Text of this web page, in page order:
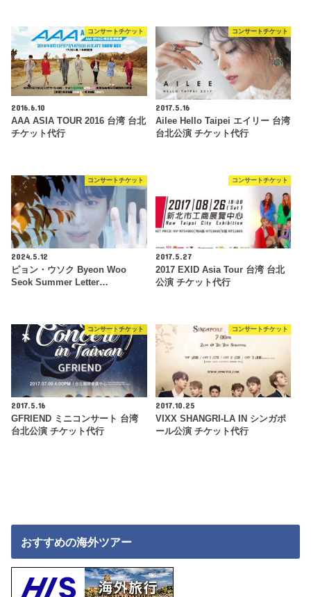
コンサートチケット
2016.6.10
AAA ASIA TOUR 2016 台湾 台北
チケット代行
コンサートチケット
2017.5.16
Ailee Hello Taipei エイリー 台湾
台北公演 チケット代行
コンサートチケット
2024.5.12
ピョン・ウソク Byeon Woo
Seok Summer Letter…
コンサートチケット
2017.5.27
2017 EXID Asia Tour 台湾 台北
公演 チケット代行
コンサートチケット
2017.5.16
GFRIEND ミニコンサート 台湾
台北公演 チケット代行
コンサートチケット
2017.10.25
VIXX SHANGRI-LA IN シンガポ
ール公演 チケット代行
おすすめの海外ツアー